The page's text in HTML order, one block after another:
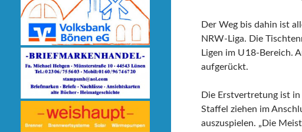
Der Weg bis dahin ist
NRW-Liga. Die
Ligen im U 18-Bereich.
aufgerückt.
Die Erstvertretung ist
Staffel ziehen im
auszuspielen. „Die